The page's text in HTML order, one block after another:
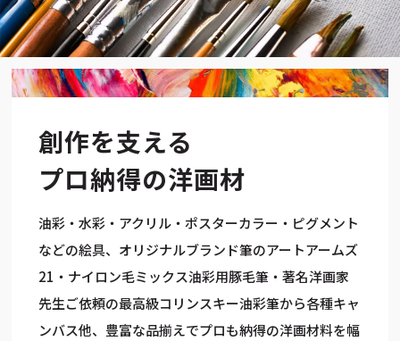
創作を支える
プロ納得の洋画材
油彩・水彩・アクリル・ポスターカラー・ピグメント
などの絵具、オリジナルブランド筆のアートアームズ
21・ナイロン毛ミックス油彩用豚毛筆・著名洋画家
先生ご依頼の最高級コリンスキー油彩筆から各種キャ
ンバス他、豊富な品揃えでプロも納得の洋画材料を幅